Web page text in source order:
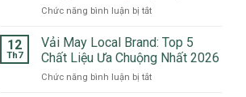
Chức năng bình luận bị tắtở
Phổ
Biến:
Top
6
12
Th7
Vải May Local Brand: Top 5
Chất Liệu Ưa Chuộng Nhất 2026
Chức năng bình luận bị tắtở